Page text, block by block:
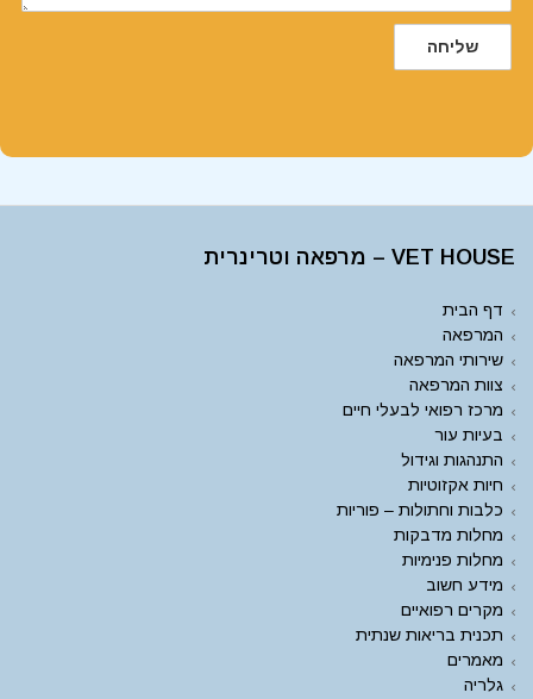
שליחה
VET HOUSE – מרפאה וטרינרית
דף הבית
המרפאה
שירותי המרפאה
צוות המרפאה
מרכז רפואי לבעלי חיים
בעיות עור
התנהגות וגידול
חיות אקזוטיות
כלבות וחתולות – פוריות
מחלות מדבקות
מחלות פנימיות
מידע חשוב
מקרים רפואיים
תכנית בריאות שנתית
מאמרים
גלריה